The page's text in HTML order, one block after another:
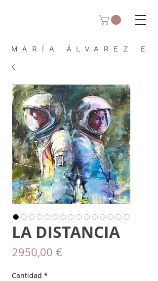
MARÍA ÁLVAREZ E
LA DISTANCIA
2950,00 €
Cantidad *